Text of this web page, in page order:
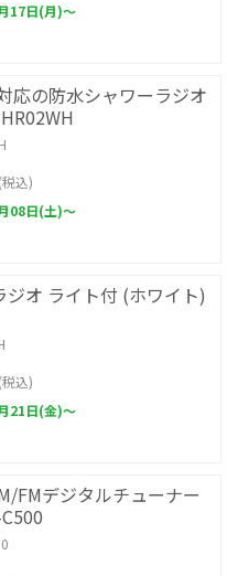
17日(月)～
応の防水シャワーラジオ
(税込)
08日(土)～
ジオ ライト付 (ホワイト)
(税込)
21日(金)～
FMデジタルチューナー